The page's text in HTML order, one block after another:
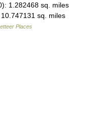
1.282468 sq. miles
sq. miles
Places